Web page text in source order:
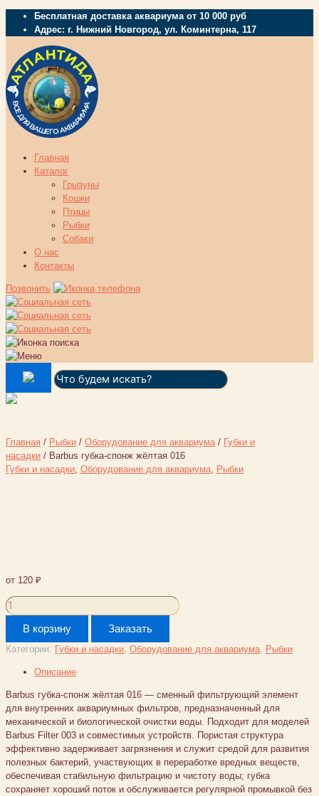
Бесплатная доставка аквариума от 10 000 руб
Адрес: г. Нижний Новгород, ул. Коминтерна, 117
Главная
Каталог
Грызуны
Кошки
Птицы
Рыбки
Собаки
О нас
Контакты
Позвонить
Поиск:
Главная / Рыбки / Оборудование для аквариума / Губки и
насадки / Barbus губка-спонж жёлтая 016
Губки и насадки Оборудование для аквариума Рыбки
от 120 ₽
Количество
товара
Barbus
губка-
спонж
жёлтая
В корзину Заказать
Категории: Губки и насадки Оборудование для аквариума Рыбки
Описание
Barbus губка-спонж жёлтая 016 — сменный фильтрующий элемент
для внутренних аквариумных фильтров, предназначенный для
механической и биологической очистки воды. Подходит для моделей
Barbus Filter 003 и совместимых устройств. Пористая структура
эффективно задерживает загрязнения и служит средой для развития
полезных бактерий, участвующих в переработке вредных веществ,
обеспечивая стабильную фильтрацию и чистоту воды; губка
сохраняет хороший поток и обслуживается регулярной промывкой без